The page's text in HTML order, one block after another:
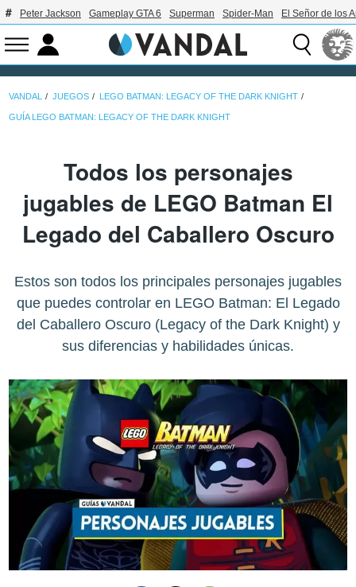
Peter Jackson Gameplay GTA 6 Superman Spider-Man El Señor de los
VANDAL JUEGOS LEGO BATMAN: LEGACY OF THE DARK KNIGHT
GUÍA LEGO BATMAN: LEGACY OF THE DARK KNIGHT
Todos los personajes
jugables de LEGO Batman El
Legado del Caballero Oscuro
Estos son todos los principales personajes jugables
que puedes controlar en LEGO Batman: El Legado
del Caballero Oscuro (Legacy of the Dark Knight) y
sus diferencias y habilidades únicas.